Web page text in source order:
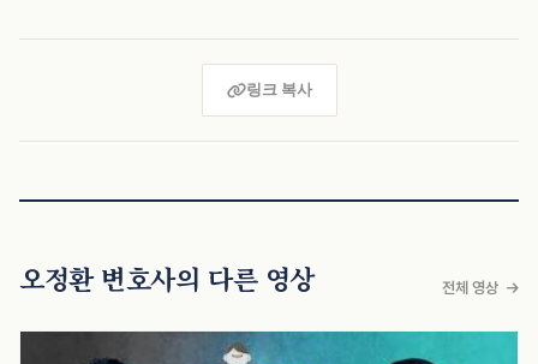
링크 복사
오정환 변호사의 다른 영상 전체 영상